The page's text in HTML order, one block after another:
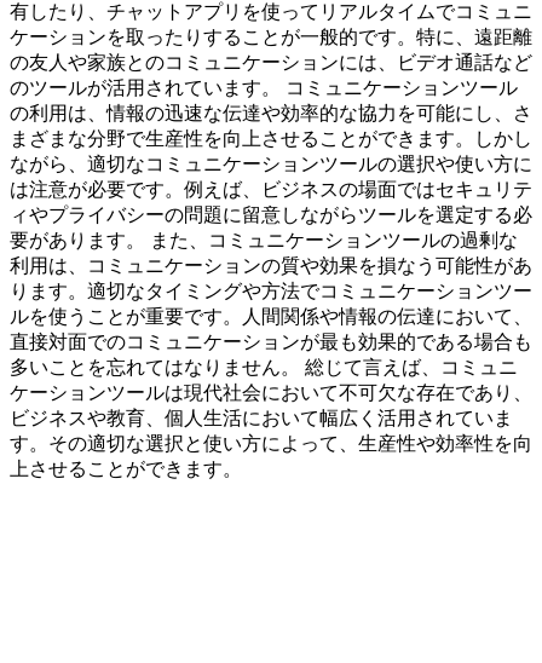
有したり、チャットアプリを使ってリアルタイムでコミュニ
ケーションを取ったりすることが一般的です。特に、遠距離
の友人や家族とのコミュニケーションには、ビデオ通話など
のツールが活用されています。 コミュニケーションツール
の利用は、情報の迅速な伝達や効率的な協力を可能にし、さ
まざまな分野で生産性を向上させることができます。しかし
ながら、適切なコミュニケーションツールの選択や使い方に
は注意が必要です。例えば、ビジネスの場面ではセキュリテ
ィやプライバシーの問題に留意しながらツールを選定する必
要があります。 また、コミュニケーションツールの過剰な
利用は、コミュニケーションの質や効果を損なう可能性があ
ります。適切なタイミングや方法でコミュニケーションツー
ルを使うことが重要です。人間関係や情報の伝達において、
直接対面でのコミュニケーションが最も効果的である場合も
多いことを忘れてはなりません。 総じて言えば、コミュニ
ケーションツールは現代社会において不可欠な存在であり、
ビジネスや教育、個人生活において幅広く活用されていま
す。その適切な選択と使い方によって、生産性や効率性を向
上させることができます。